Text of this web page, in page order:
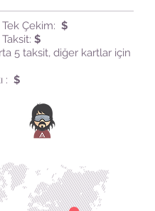
Tek Çekim: $
$
5 taksit, diğer kartlar için
: $